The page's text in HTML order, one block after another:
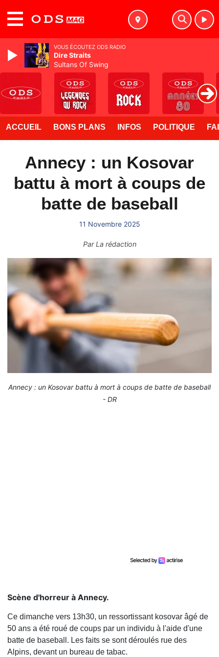
ACCUEIL BONS PLANS INFOS POLITIQUE
Annecy : un Kosovar
battu à mort à coups de
batte de baseball
11 Novembre 2025
ParLa rédaction
Annecy : un Kosovar battu à mort à coups de batte de baseball
- DR
Scène d'horreur à Annecy.
Ce dimanche vers 13h30, un ressortissant kosovar âgé de
50 ans a été roué de coups par un individu à l'aide d'une
batte de baseball. Les faits se sont déroulés rue des
Alpins, devant un bureau de tabac.
VOUS ÉCOUTEZ ODS RADIO
Dire Straits
Sultans Of Swing